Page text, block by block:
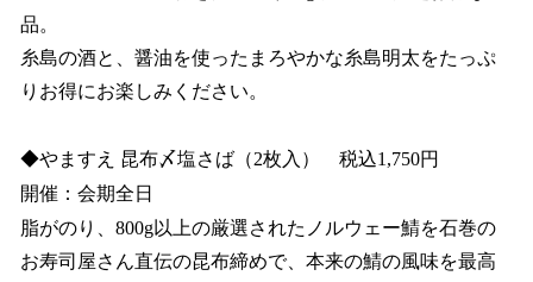
品。
糸島の酒と、醤油を使ったまろやかな糸島明太をたっぷ
りお得にお楽しみください。
◆やますえ 昆布〆塩さば（2枚入） 税込1,750円
開催：会期全日
脂がのり、800g以上の厳選されたノルウェー鯖を石巻の
お寿司屋さん直伝の昆布締めで、本来の鯖の風味を最高